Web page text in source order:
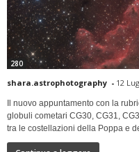
280
shara.astrophotography - 12
Il nuovo appuntamento con la
globuli cometari CG30, CG31,
tra le costellazioni della Poppa e